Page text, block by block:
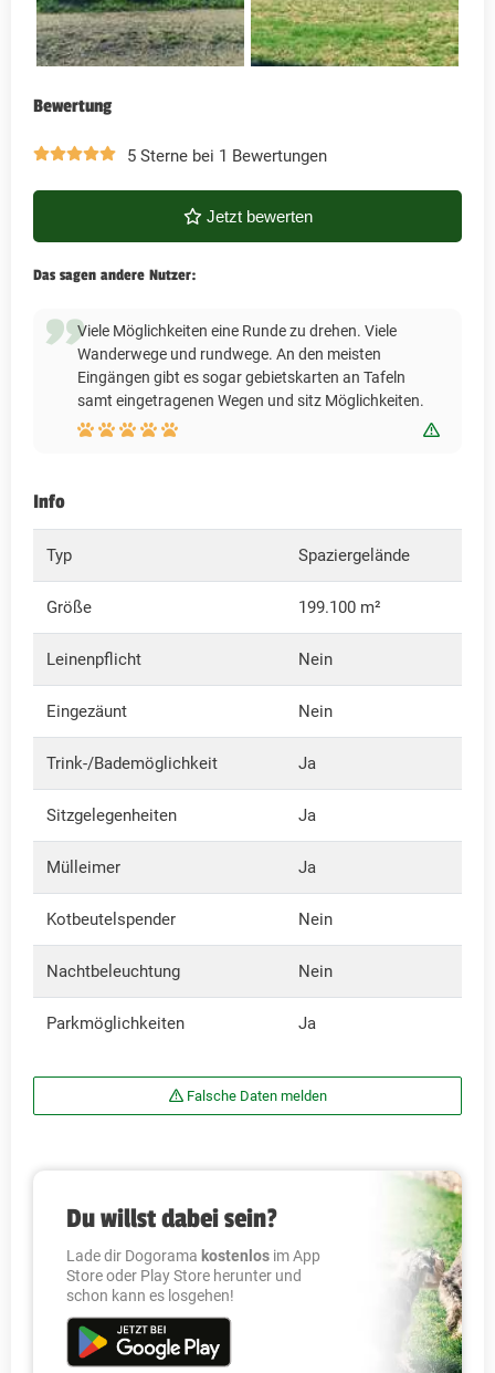
Bewertung
5 Sterne bei 1 Bewertungen
Jetzt bewerten
Das sagen andere Nutzer:
Viele Möglichkeiten eine Runde zu drehen. Viele
Wanderwege und rundwege. An den meisten
Eingängen gibt es sogar gebietskarten an Tafeln
samt eingetragenen Wegen und sitz Möglichkeiten.
Info
Typ Spaziergelände
Größe 199.100 m²
Leinenpflicht Nein
Eingezäunt Nein
Trink-/Bademöglichkeit Ja
Sitzgelegenheiten Ja
Mülleimer Ja
Kotbeutelspender Nein
Nachtbeleuchtung Nein
Parkmöglichkeiten Ja
Falsche Daten melden
Du willst dabei sein?
Lade dir Dogorama kostenlos im App
Store oder Play Store herunter und
schon kann es losgehen!